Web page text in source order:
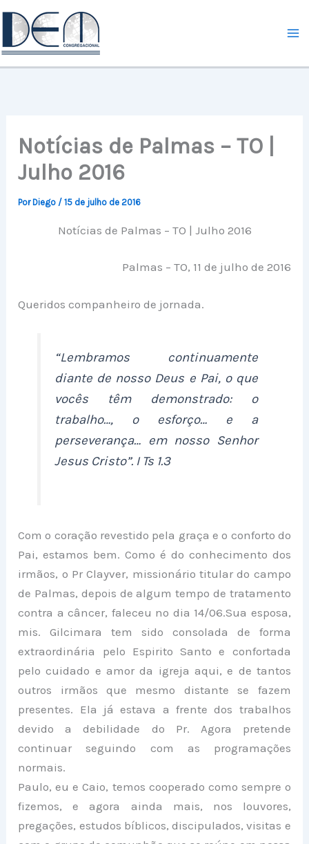
Ir
para
o
conteúdo
Notícias de Palmas – TO |
Julho 2016
PorDiego /15 de julho de 2016
Notícias de Palmas – TO | Julho 2016
Palmas – TO, 11 de julho de 2016
Queridos companheiro de jornada.
“Lembramos continuamente
diante de nosso Deus e Pai, o que
vocês têm demonstrado: o
trabalho…, o esforço… e a
perseverança… em nosso Senhor
Jesus Cristo”. I Ts 1.3
Com o coração revestido pela graça e o conforto do
Pai, estamos bem. Como é do conhecimento dos
irmãos, o Pr Clayver, missionário titular do campo
de Palmas, depois de algum tempo de tratamento
contra a câncer, faleceu no dia 14/06.Sua esposa,
mis. Gilcimara tem sido consolada de forma
extraordinária pelo Espirito Santo e confortada
pelo cuidado e amor da igreja aqui, e de tantos
outros irmãos que mesmo distante se fazem
presentes. Ela já estava a frente dos trabalhos
devido a debilidade do Pr. Agora pretende
continuar seguindo com as programações
normais.
Paulo, eu e Caio, temos cooperado como sempre o
fizemos, e agora ainda mais, nos louvores,
pregações, estudos bíblicos, discipulados, visitas e